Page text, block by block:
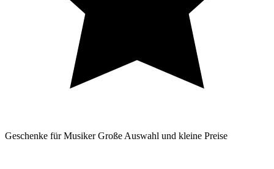
Geschenke für Musiker Große Auswahl und kleine Preise